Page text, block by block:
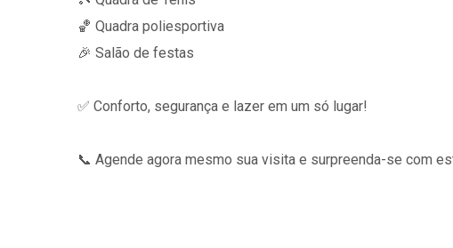
🏀 Quadra poliesportiva
🎉 Salão de festas
✅ Conforto, segurança e lazer em um só lugar!
📞 Agende agora mesmo sua visita e surpreenda-se com